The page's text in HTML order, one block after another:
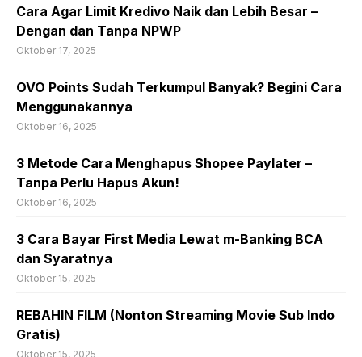
Cara Agar Limit Kredivo Naik dan Lebih Besar –
Dengan dan Tanpa NPWP
Oktober 17, 2025
OVO Points Sudah Terkumpul Banyak? Begini Cara
Menggunakannya
Oktober 16, 2025
3 Metode Cara Menghapus Shopee Paylater –
Tanpa Perlu Hapus Akun!
Oktober 16, 2025
3 Cara Bayar First Media Lewat m-Banking BCA
dan Syaratnya
Oktober 15, 2025
REBAHIN FILM (Nonton Streaming Movie Sub Indo
Gratis)
Oktober 15, 2025